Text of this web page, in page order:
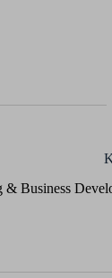
Business